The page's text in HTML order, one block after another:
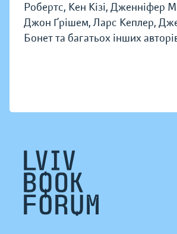
Робертс, Кен Кізі, Дженніфер
Джон Ґрішем, Ларс Кеплер,
Бонет та багатьох інших